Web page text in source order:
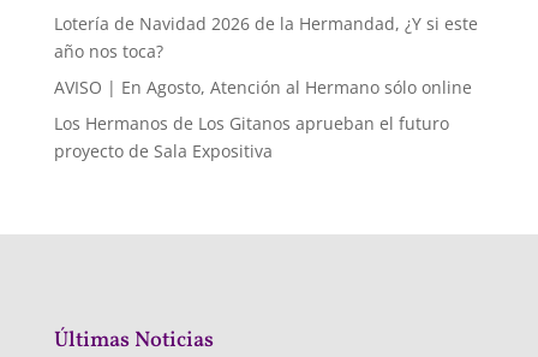
Lotería de Navidad 2026 de la Hermandad, ¿Y si este
año nos toca?
AVISO | En Agosto, Atención al Hermano sólo online
Los Hermanos de Los Gitanos aprueban el futuro
proyecto de Sala Expositiva
Últimas Noticias